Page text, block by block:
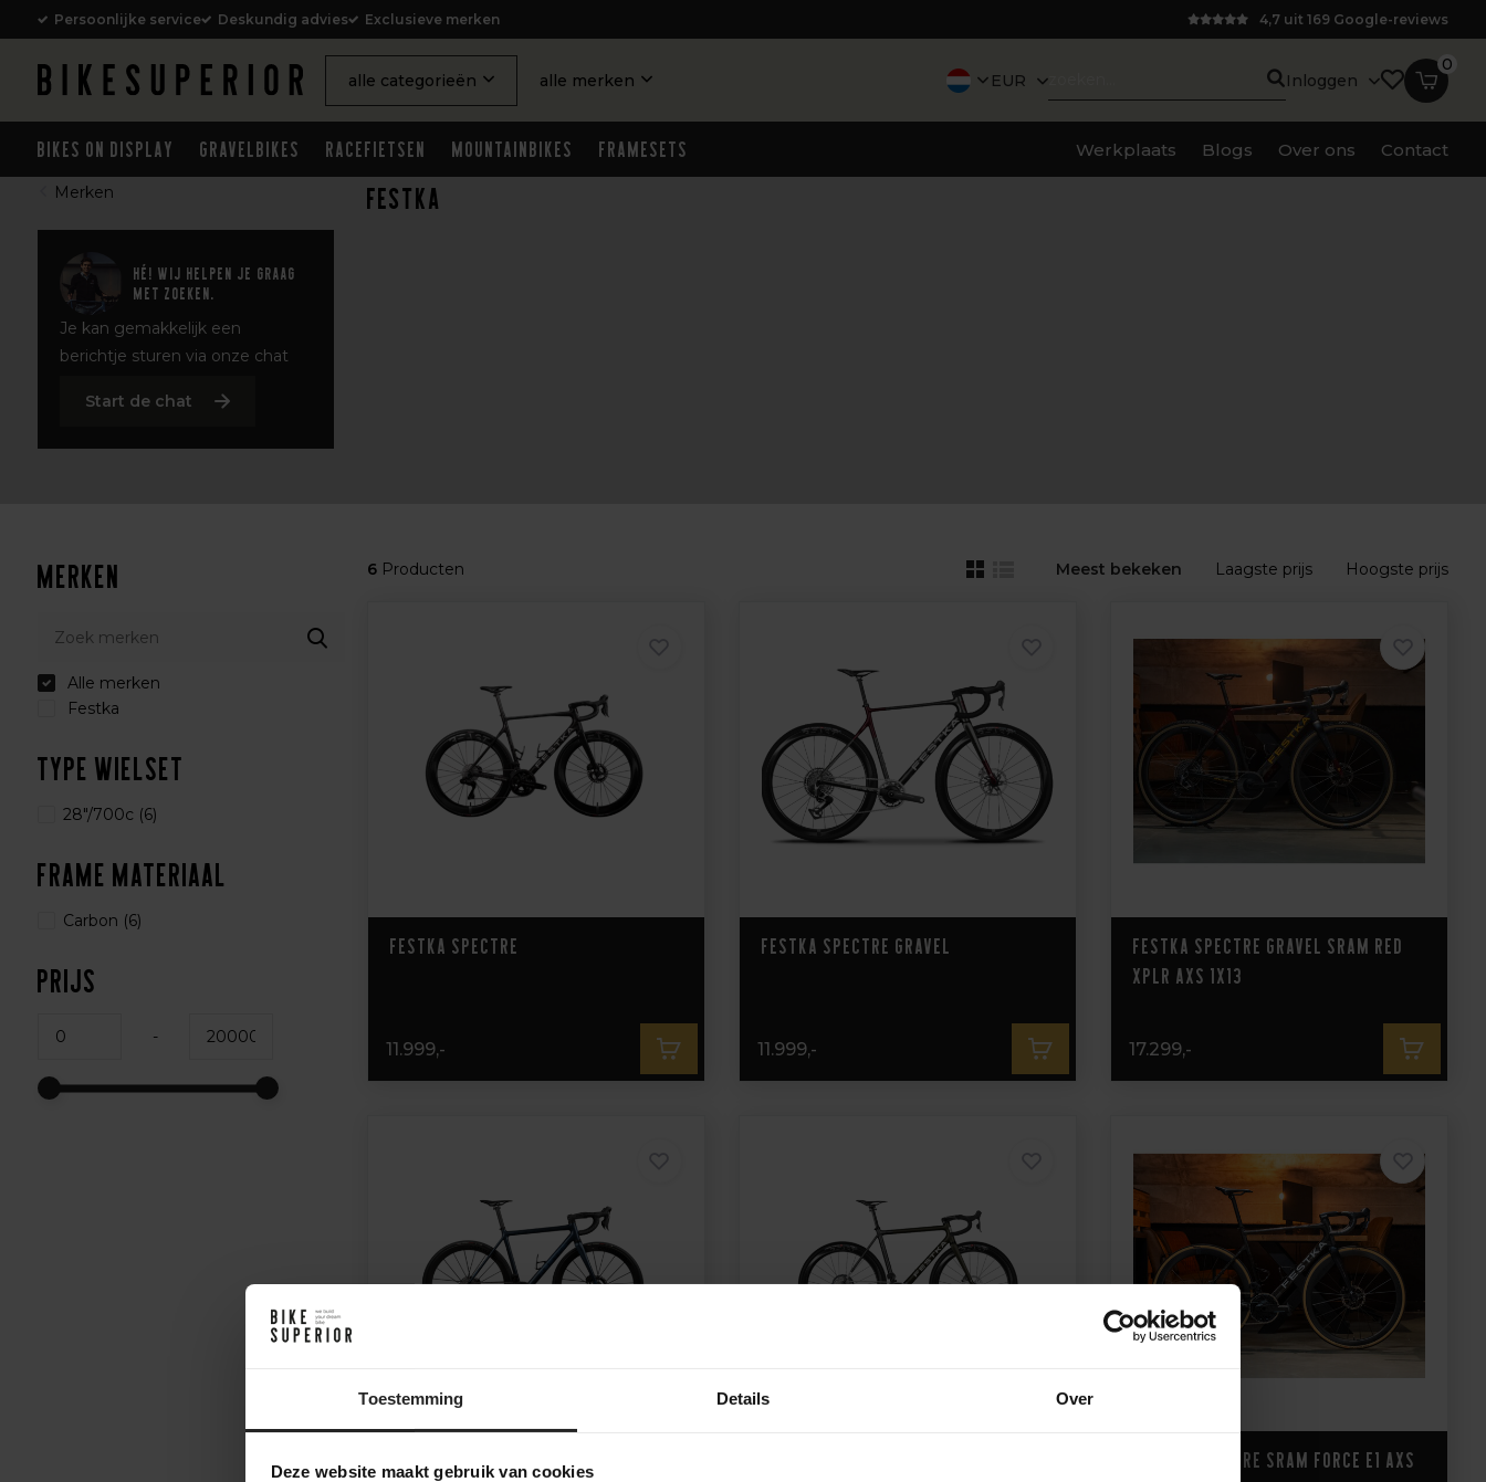
Toestemming Details Over
Deze website maakt gebruik van cookies
Persoonlijke service Deskundig advies Exclusieve merken 4,7 uit 169 Google-reviews
alle categorieën alle merken EUR Inloggen
0
Bikes on Display Gravelbikes Racefietsen Mountainbikes Framesets Werkplaats Blogs Over ons Contact
Merken
Hé! Wij helpen je graag
met zoeken.
Je kan gemakkelijk een
berichtje sturen via onze chat
Start de chat
Festka
Merken
Alle merken
Festka
Type wielset
28"/700c (6)
Frame Materiaal
Carbon (6)
Prijs
-
6Producten Meest bekeken Laagste prijs Hoogste prijs
Festka Spectre
11.999,-
Festka Spectre Gravel
11.999,-
Festka Spectre Gravel Sram Red
XPLR AXS 1x13
17.299,-
Festka Scalatore
Festka Spectre Sram Force E1 AXS